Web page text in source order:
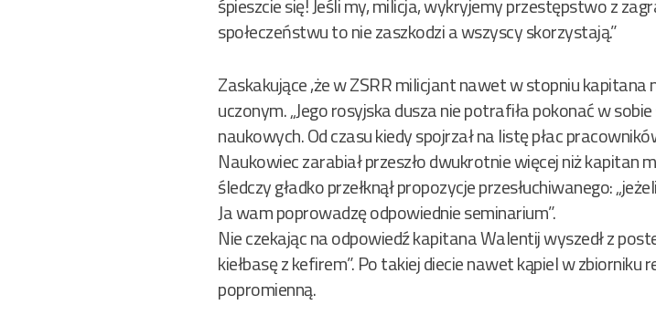
śpieszcie się! Jeśli my, milicja, wykryjemy przestępstwo z
społeczeństwu to nie zaszkodzi a wszyscy skorzystają.”
Zaskakujące ,że w ZSRR milicjant nawet w stopniu
uczonym. „Jego rosyjska dusza nie potrafiła pokonać w
naukowych. Od czasu kiedy spojrzał na listę płac
Naukowiec zarabiał przeszło dwukrotnie więcej niż kapitan
śledczy gładko przełknął propozycje przesłuchiwanego:
Ja wam poprowadzę odpowiednie seminarium”.
Nie czekając na odpowiedź kapitana Walentij wyszedł z
kiełbasę z kefirem”. Po takiej diecie nawet kąpiel w
popromienną.